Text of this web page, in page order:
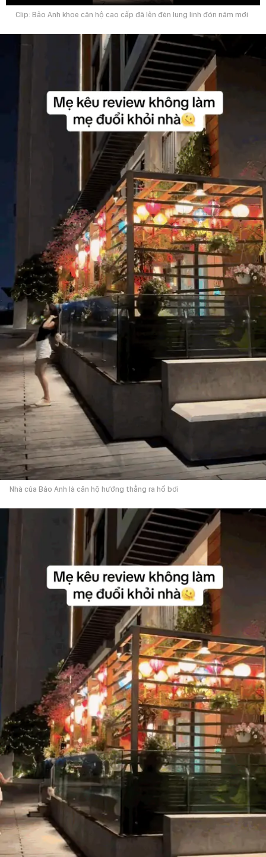
Clip: Bảo Anh khoe căn hộ cao cấp đã lên đèn lung linh đón năm mới
Nhà của Bảo Anh là căn hộ hướng thẳng ra hồ bơi